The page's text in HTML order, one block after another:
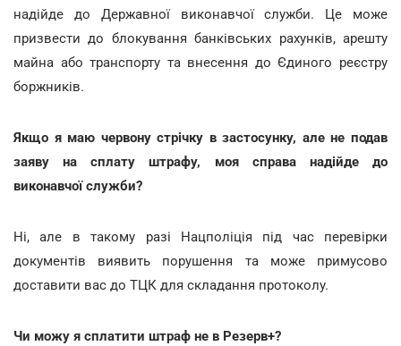
надійде до Державної виконавчої служби. Це може
призвести до блокування банківських рахунків, арешту
майна або транспорту та внесення до Єдиного реєстру
боржників.
Якщо я маю червону стрічку в застосунку, але не подав
заяву на сплату штрафу, моя справа надійде до
виконавчої служби?
Ні, але в такому разі Нацполіція під час перевірки
документів виявить порушення та може примусово
доставити вас до ТЦК для складання протоколу.
Чи можу я сплатити штраф не в Резерв+?